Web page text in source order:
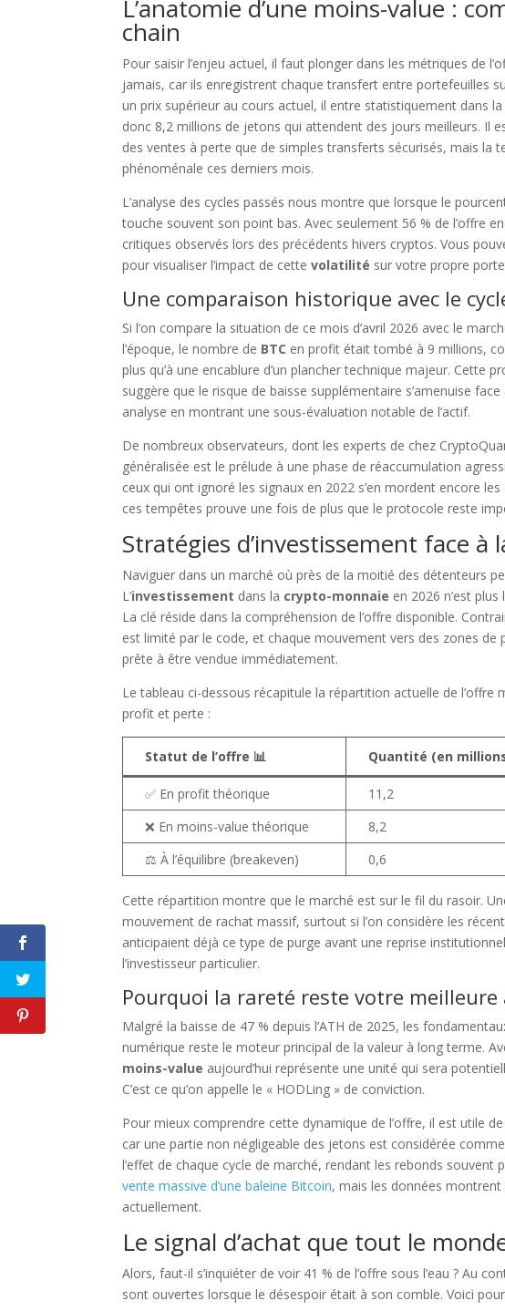
L’anatomie d’une moins-value :
chain
Pour saisir l’enjeu actuel, il faut plonger dans les métriques de
jamais, car ils enregistrent chaque transfert entre portefeuilles
un prix supérieur au cours actuel, il entre statistiquement dans
donc 8,2 millions de jetons qui attendent des jours meilleurs. Il
des ventes à perte que de simples transferts sécurisés, mais la
phénoménale ces derniers mois.
L’analyse des cycles passés nous montre que lorsque le
touche souvent son point bas. Avec seulement 56 % de l’offre
critiques observés lors des précédents hivers cryptos. Vous
pour visualiser l’impact de cettevolatilité sur votre propre
Une comparaison historique avec le
Si l’on compare la situation de ce mois d’avril 2026 avec le
l’époque, le nombre de BTC en profit était tombé à 9 millions,
plus qu’à une encablure d’un plancher technique majeur. Cette
suggère que le risque de baisse supplémentaire s’amenuise
analyse en montrant une sous-évaluation notable de l’actif.
De nombreux observateurs, dont les experts de chez
généralisée est le prélude à une phase de réaccumulation
ceux qui ont ignoré les signaux en 2022 s’en mordent encore
ces tempêtes prouve une fois de plus que le protocole reste
Stratégies d’investissement face
Naviguer dans un marché où près de la moitié des détenteurs
L’investissement dans la crypto-monnaie en 2026 n’est
La clé réside dans la compréhension de l’offre disponible.
est limité par le code, et chaque mouvement vers des zones
prête à être vendue immédiatement.
Le tableau ci-dessous récapitule la répartition actuelle de l’offre
profit et perte :
Statut de l’offre 📊 Quantité (en
✅ En profit théorique 11,2
❌ En moins-value théorique
8,2
⚖️ À l’équilibre (breakeven)
0,6
Cette répartition montre que le marché est sur le fil du rasoir.
mouvement de rachat massif, surtout si l’on considère les
anticipaient déjà ce type de purge avant une reprise
l’investisseur particulier.
Pourquoi la rareté reste votre meilleure
Malgré la baisse de 47 % depuis l’ATH de 2025, les
numérique reste le moteur principal de la valeur à long terme.
moins-value aujourd’hui représente une unité qui sera
C’est ce qu’on appelle le « HODLing » de conviction.
Pour mieux comprendre cette dynamique de l’offre, il est utile
car une partie non négligeable des jetons est considérée
l’effet de chaque cycle de marché, rendant les rebonds
vente massive d’une baleine Bitcoin, mais les données
actuellement.
Le signal d’achat que tout le
Alors, faut-il s’inquiéter de voir 41 % de l’offre sous l’eau ? Au
sont ouvertes lorsque le désespoir était à son comble. Voici
Tout mon
Facebook